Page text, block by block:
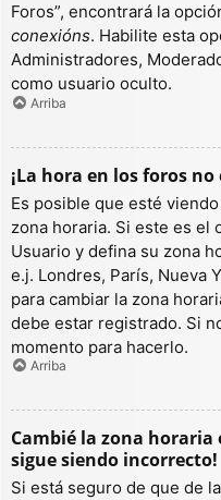
Foros”, encontrará la
conexións. Habilite esta
Administradores,
como usuario oculto.
Arriba
¡La hora en los foros no
Es posible que esté
zona horaria. Si este es el
Usuario y defina su zona
e.j. Londres, París, Nueva
para cambiar la zona
debe estar registrado. Si
momento para hacerlo.
Arriba
Cambié la zona horaria
sigue siendo incorrecto!
Si está seguro de que de